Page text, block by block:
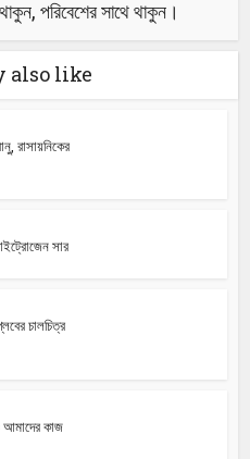
পরিবেশের সাথে থাকুন।
also like
রাসায়নিকের
সার
চালচিত্র
কাজ